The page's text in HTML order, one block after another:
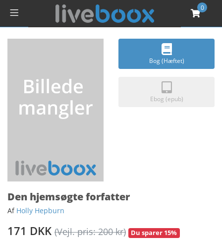
0
Bog (Hæftet)
Ebog (epub)
Den hjemsøgte forfatter
Af Holly Hepburn
171 DKK (Vejl. pris: 200 kr) Du sparer 15%